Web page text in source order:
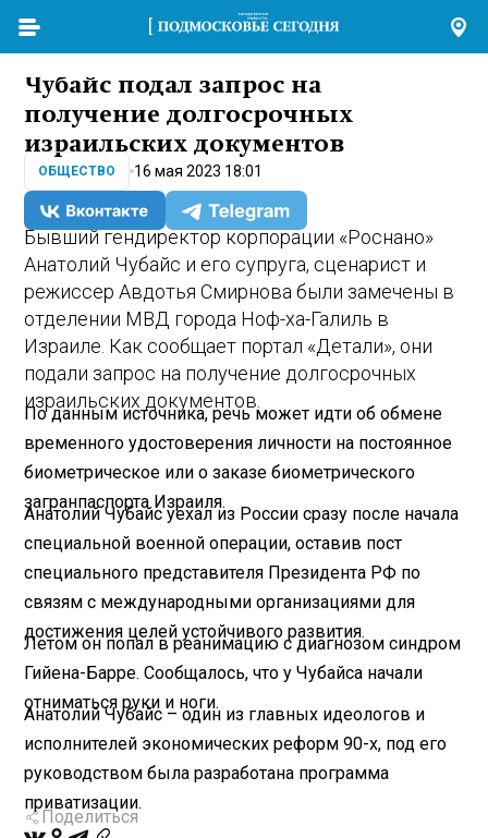
Чубайс подал запрос на
получение долгосрочных
израильских документов
ОБЩЕСТВО 16 мая 2023 18:01
Бывший гендиректор корпорации «Роснано»
Анатолий Чубайс и его супруга, сценарист и
режиссер Авдотья Смирнова были замечены в
отделении МВД города Ноф-ха-Галиль в
Израиле. Как сообщает портал «Детали», они
подали запрос на получение долгосрочных
израильских документов.
По данным источника, речь может идти об обмене
временного удостоверения личности на постоянное
биометрическое или о заказе биометрического
загранпаспорта Израиля.
Анатолий Чубайс уехал из России сразу после начала
специальной военной операции, оставив пост
специального представителя Президента РФ по
связям с международными организациями для
достижения целей устойчивого развития.
Летом он попал в реанимацию с диагнозом синдром
Гийена-Барре. Сообщалось, что у Чубайса начали
отниматься руки и ноги.
Анатолий Чубайс – один из главных идеологов и
исполнителей экономических реформ 90-х, под его
руководством была разработана программа
приватизации.
Поделиться